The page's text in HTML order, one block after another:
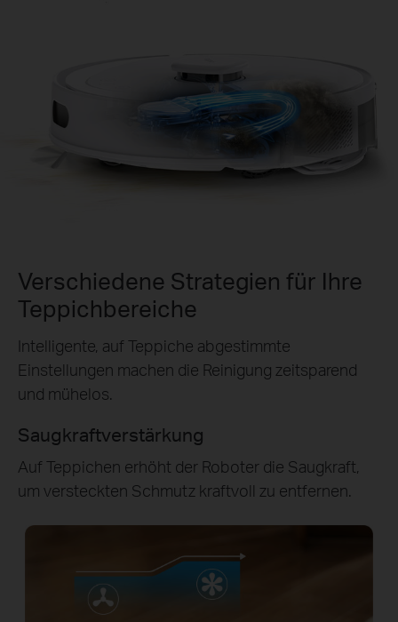
Verschiedene Strategien für Ihre
Teppichbereiche
Intelligente, auf Teppiche abgestimmte
Einstellungen machen die Reinigung zeitsparend
und mühelos.
Saugkraftverstärkung
Auf Teppichen erhöht der Roboter die Saugkraft,
um versteckten Schmutz kraftvoll zu entfernen.